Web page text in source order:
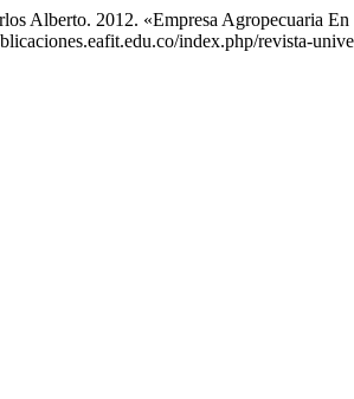
Alberto. 2012. «Empresa Agropecuaria
index.php/revista-